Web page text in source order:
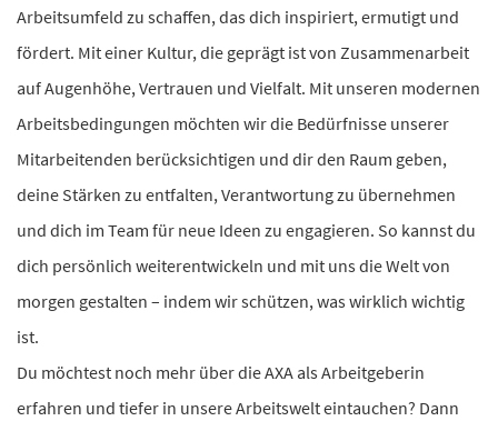
Arbeitsumfeld zu schaffen, das dich inspiriert, ermutigt und
fördert. Mit einer Kultur, die geprägt ist von Zusammenarbeit
auf Augenhöhe, Vertrauen und Vielfalt. Mit unseren modernen
Arbeitsbedingungen möchten wir die Bedürfnisse unserer
Mitarbeitenden berücksichtigen und dir den Raum geben,
deine Stärken zu entfalten, Verantwortung zu übernehmen
und dich im Team für neue Ideen zu engagieren. So kannst du
dich persönlich weiterentwickeln und mit uns die Welt von
morgen gestalten – indem wir schützen, was wirklich wichtig
ist.
Du möchtest noch mehr über die AXA als Arbeitgeberin
erfahren und tiefer in unsere Arbeitswelt eintauchen? Dann